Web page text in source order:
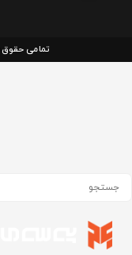
تمامی